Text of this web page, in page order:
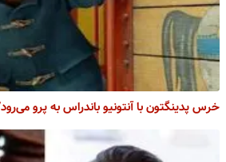
خرس پدینگتون با آنتونیو باندراس به پرو